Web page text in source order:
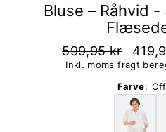
Bluse – Råhvid
599,95 kr
Inkl. moms fragt
Farve: